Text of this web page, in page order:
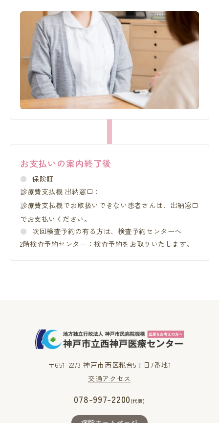
お支払いの案内終了後
保険証
診療費支払機 出納窓口：
診療費支払機でお取扱いできない患者さんは、出納窓口
でお支払いください。
次回検査予約の有る方は、検査予約センターへ
2階検査予約センター：検査予約をお取りいたします。
〒651-2273 神戸市西区糀台5丁目7番地1
交通アクセス
078-997-2200 (代表)